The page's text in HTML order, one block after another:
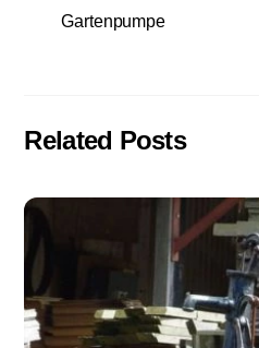
Gartenpumpe
Related Posts